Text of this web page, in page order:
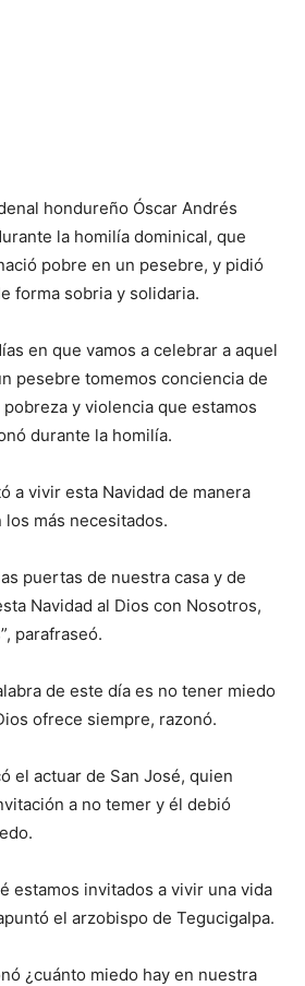
hondureño Óscar Andrés
la homilía dominical, que
pobre en un pesebre, y pidió
forma sobria y solidaria.
en que vamos a celebrar a aquel
pesebre tomemos conciencia de
y violencia que estamos
durante la homilía.
a vivir esta Navidad de manera
más necesitados.
puertas de nuestra casa y de
Navidad al Dios con Nosotros,
parafraseó.
de este día es no tener miedo
ofrece siempre, razonó.
el actuar de San José, quien
a no temer y él debió
estamos invitados a vivir una vida
el arzobispo de Tegucigalpa.
¿cuánto miedo hay en nuestra